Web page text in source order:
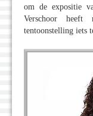
om de expositie
Verschoor
tentoonstelling iets